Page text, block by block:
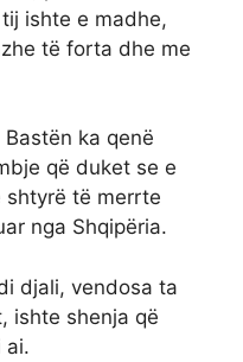
tij ishte e madhe,
të forta dhe me
ka qenë
që duket se e
shtyrë të merrte
nga Shqipëria.
djali, vendosa ta
ishte shenja që
ai.